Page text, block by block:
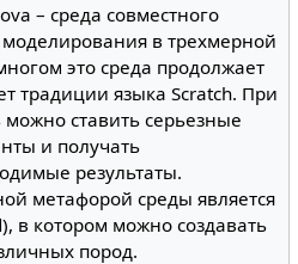
– среда совместного
моделирования в трехмерной
это среда продолжает
традиции языка Scratch. При
можно ставить серьезные
и получать
результаты.
метафорой среды является
в котором можно создавать
пород.